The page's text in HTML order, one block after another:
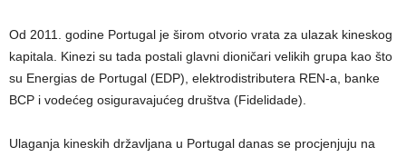
Od 2011. godine Portugal je širom otvorio vrata za ulazak kineskog
kapitala. Kinezi su tada postali glavni dioničari velikih grupa kao što
su Energias de Portugal (EDP), elektrodistributera REN-a, banke
BCP i vodećeg osiguravajućeg društva (Fidelidade).
Ulaganja kineskih državljana u Portugal danas se procjenjuju na